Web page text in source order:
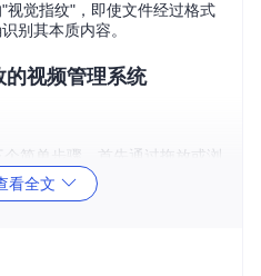
视觉指纹"，即使文件经过格式
别其本质内容。
视频管理系统
简单步骤。首先通过拖放或浏
软件会自动识别所有视频文
按钮启动分析，系统将采用多
看全文